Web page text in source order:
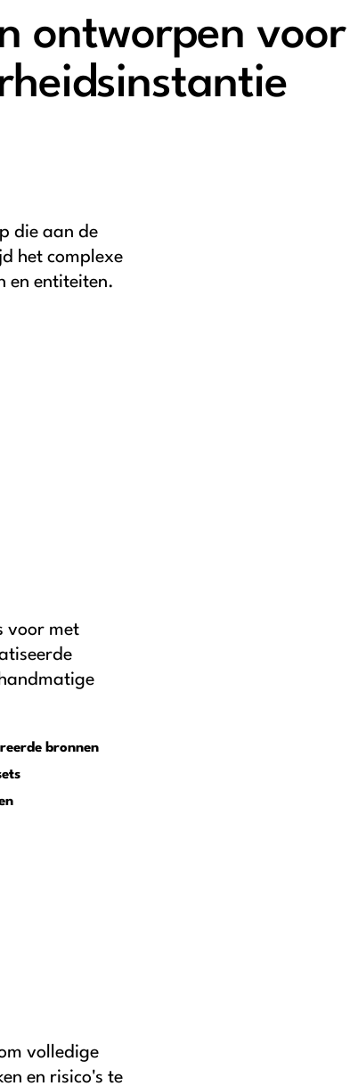
ontworpen
die aan de
het complexe
en entiteiten.
voor met
bronnen
volledige
en risico's te